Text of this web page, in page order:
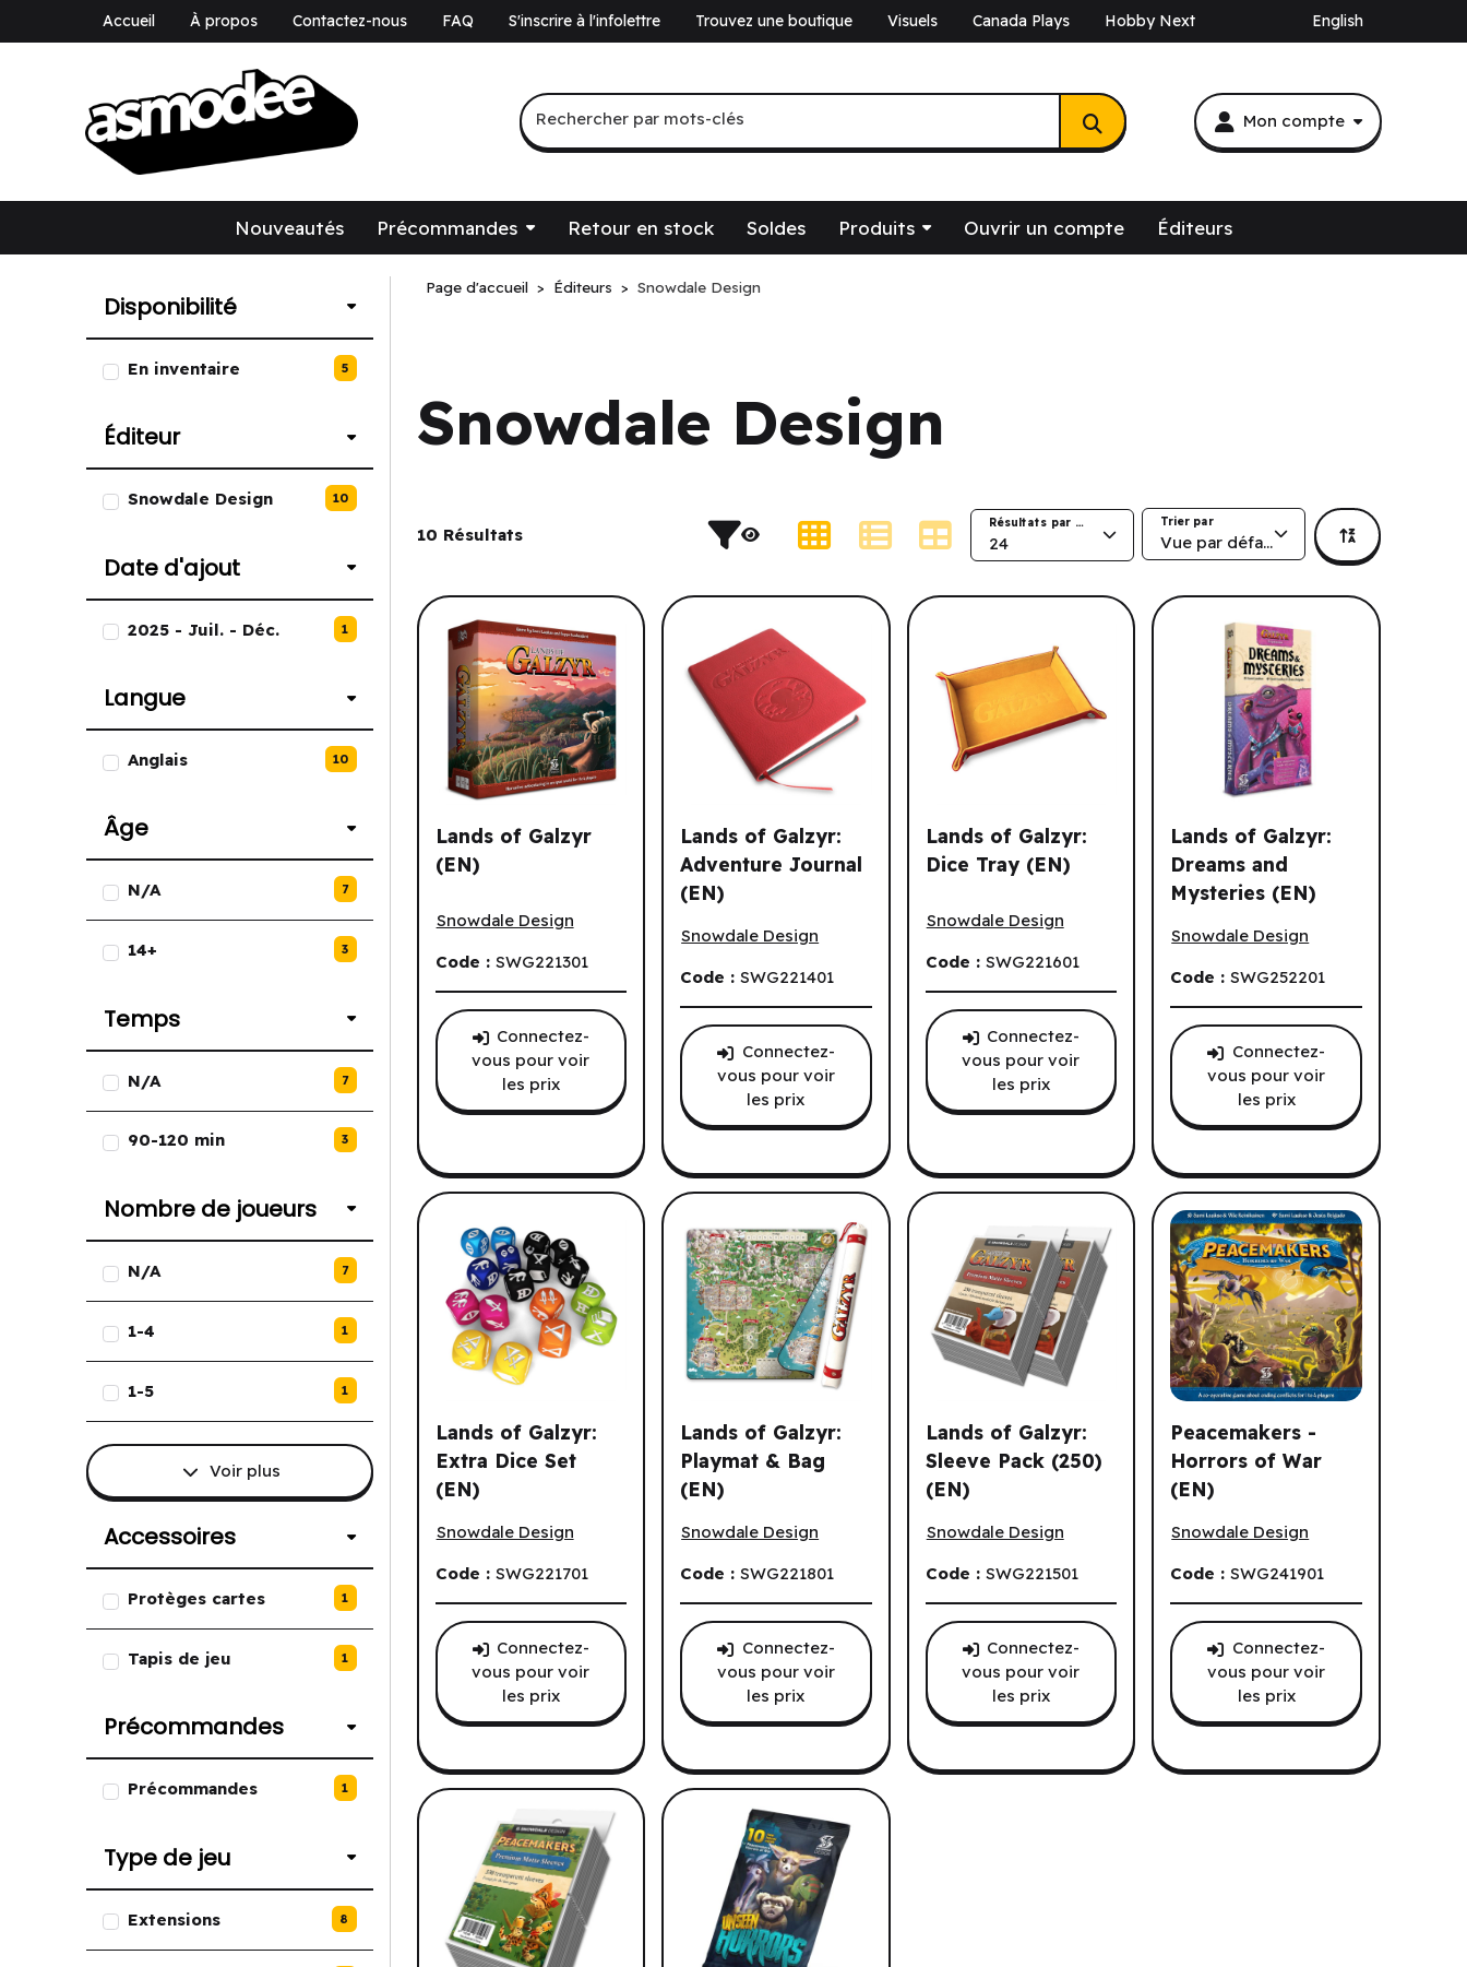
Accueil À propos Contactez-nous FAQ S'inscrire à l'infolettre Trouvez une boutique Visuels Canada Plays Hobby Next English
Mon compte
Recherche par mots-clés
Rechercher par mots-clés
Nouveautés Précommandes Retour en stock Soldes Produits Ouvrir un compte Éditeurs
Disponibilité
Liste des options de Disponibilité.
En inventaire 5
Éditeur
Liste des options de Éditeur.
Snowdale Design 10
Date d'ajout
Liste des options de Date d'ajout.
2025 - Juil. - Déc. 1
Langue
Liste des options de Langue.
Anglais 10
Âge
Liste des options de Âge.
N/A 7
14+ 3
Temps
Liste des options de Temps.
N/A 7
90-120 min 3
Nombre de joueurs
Liste des options de Nombre de joueurs.
N/A 7
1-4 1
1-5 1
Voir plus
Accessoires
Liste des options de Accessoires.
Protèges cartes 1
Tapis de jeu 1
Précommandes
Liste des options de Précommandes.
Précommandes 1
Type de jeu
Liste des options de Type de jeu.
Extensions 8
Page d'accueil Éditeurs Snowdale Design
Snowdale Design
Filtres et résultat de recherche.
10 Résultats Type d'affichage Résultats par page
24
Trier par
Vue par défaut
Lands of Galzyr
(EN)
Snowdale Design
Code : SWG221301
Connectez-
vous pour voir
les prix
Lands of Galzyr:
Adventure Journal
(EN)
Lands of Galzyr: Adventure Journal (EN)
Snowdale Design
Code :SWG221401
Connectez-
vous pour voir
les prix
Lands of Galzyr:
Dice Tray (EN)
Snowdale Design
Code : SWG221601
Connectez-
vous pour voir
les prix
Lands of Galzyr:
Dreams and
Mysteries (EN)
Snowdale Design
Code :SWG252201
Connectez-
vous pour voir
les prix
Lands of Galzyr:
Extra Dice Set
(EN)
Snowdale Design
Code : SWG221701
Connectez-
vous pour voir
les prix
Lands of Galzyr:
Playmat & Bag
(EN)
Snowdale Design
Code :SWG221801
Connectez-
vous pour voir
les prix
Lands of Galzyr:
Sleeve Pack (250)
(EN)
Snowdale Design
Code : SWG221501
Connectez-
vous pour voir
les prix
Peacemakers -
Horrors of War
(EN)
Snowdale Design
Code :SWG241901
Connectez-
vous pour voir
les prix